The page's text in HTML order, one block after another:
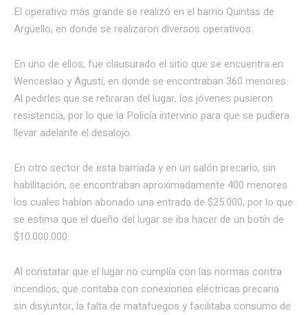
El operativo más grande se realizó en el barrio Quintas de
Argüello, en donde se realizaron diversos operativos.
En uno de ellos, fue clausurado el sitio que se encuentra en
Wenceslao y Agustí, en donde se encontraban 360 menores.
Al pedirles que se retiraran del lugar, los jóvenes pusieron
resistencia, por lo que la Policía intervino para que se pudiera
llevar adelante el desalojo.
En otro sector de esta barriada y en un salón precario, sin
habilitación, se encontraban aproximadamente 400 menores
los cuales habían abonado una entrada de $25.000, por lo que
se estima que el dueño del lugar se iba hacer de un botín de
$10.000.000.
Al constatar que el lugar no cumplía con las normas contra
incendios, que contaba con conexiones eléctricas precaria
sin disyuntor, la falta de matafuegos y facilitaba consumo de